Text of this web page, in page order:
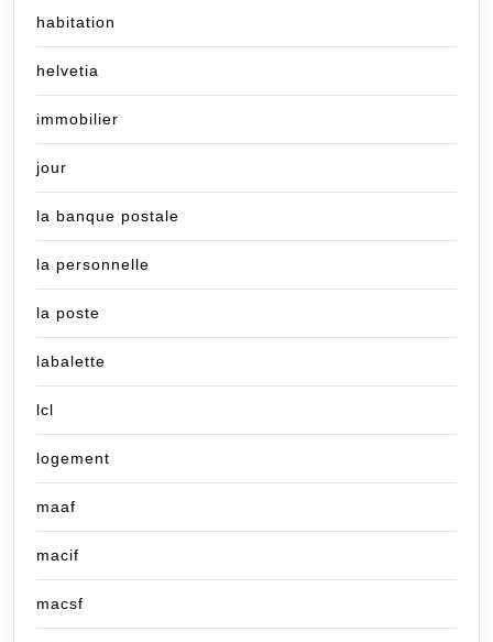
habitation
helvetia
immobilier
jour
la banque postale
la personnelle
la poste
labalette
lcl
logement
maaf
macif
macsf